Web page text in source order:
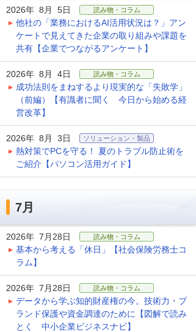
2026年 8月 5日 読み物・コラム
他社の「業務におけるAI活用状況は？」アン
ケートで見えてきた企業の取り組みや課題を
共有【企業でつながるアンケート】
2026年 8月 4日 読み物・コラム
成功法則をまねするより現実的な「失敗学」
（前編）【有識者に聞く 今日から始める経
営改革】
2026年 8月 3日 ソリューション・製品
熱対策でPCを守る！ 夏のトラブル防止術を
ご紹介【パソコン活用ガイド】
7月
2026年 7月28日 読み物・コラム
基本から考える「休日」【社会保険労務士コ
ラム】
2026年 7月28日 読み物・コラム
データから学ぶ知的財産権の今。技術力・ブ
ランド保護や資金調達のために【図解で読み
とく 中小企業ビジネスナビ】